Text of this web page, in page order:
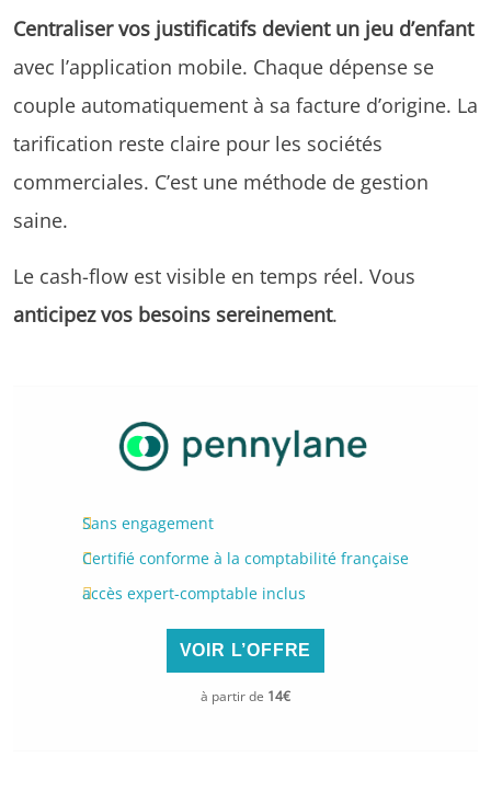
Centraliser vos justificatifs devient un jeu d’enfant
avec l’application mobile. Chaque dépense se
couple automatiquement à sa facture d’origine. La
tarification reste claire pour les sociétés
commerciales. C’est une méthode de gestion
saine.
Le cash-flow est visible en temps réel. Vous
anticipez vos besoins sereinement.
Sans engagement
Certifié conforme à la comptabilité française
accès expert-comptable inclus
VOIR L’OFFRE
à partir de 14€